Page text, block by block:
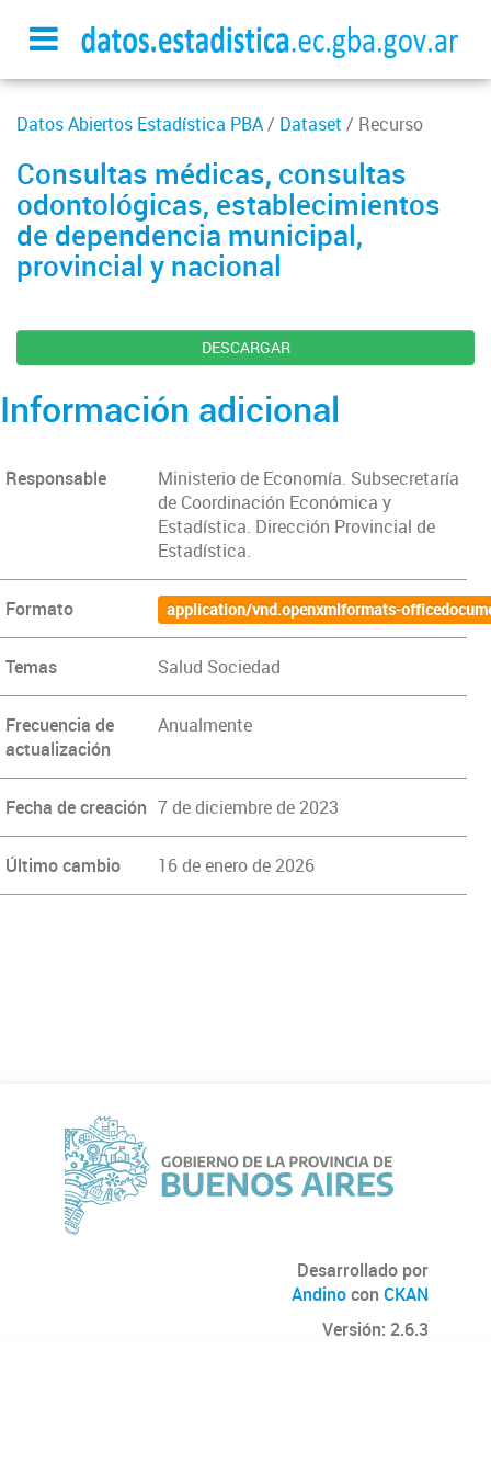
Datos Abiertos Estadística PBA/ Dataset / Recurso
Consultas médicas, consultas
odontológicas, establecimientos
de dependencia municipal,
provincial y nacional
DESCARGAR
Información adicional
Responsable
Ministerio de Economía. Subsecretaría
de Coordinación Económica y
Estadística. Dirección Provincial de
Estadística.
Formato application/vnd.openxmlformats-
Temas Salud Sociedad
Frecuencia de
actualización
Anualmente
Fecha de creación 7 de diciembre de 2023
Último cambio 16 de enero de 2026
Desarrollado por
Andinocon CKAN
Versión: 2.6.3